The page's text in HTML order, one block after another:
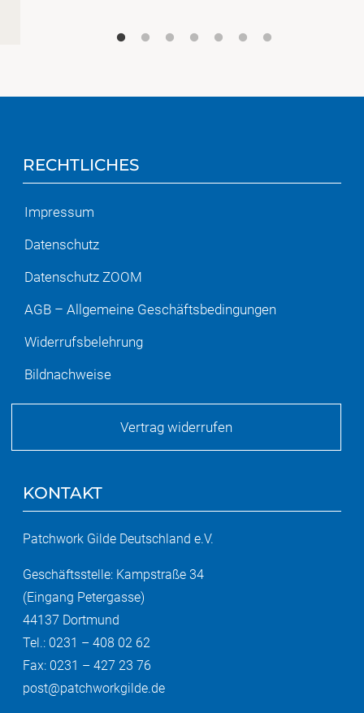
RECHTLICHES
Impressum
Datenschutz
Datenschutz ZOOM
AGB – Allgemeine Geschäftsbedingungen
Widerrufsbelehrung
Bildnachweise
Vertrag widerrufen
KONTAKT
Patchwork Gilde Deutschland e.V.
Geschäftsstelle: Kampstraße 34
(Eingang Petergasse)
44137 Dortmund
Tel.: 0231 – 408 02 62
Fax: 0231 – 427 23 76
post@patchworkgilde.de